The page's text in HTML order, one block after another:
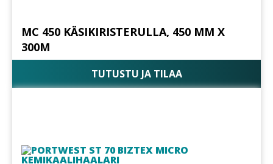
MC 450 KÄSIKIRISTERULLA, 450 MM X
300M
TUTUSTU JA TILAA